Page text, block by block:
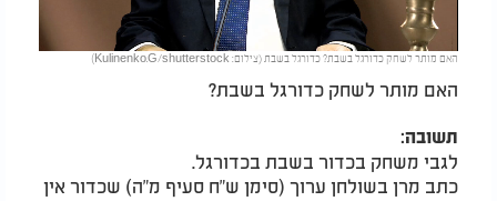
Video
האם מותר לשחק כדורגל בשבת? כדורגל בשבת (צילום: Kulinenko.G/shutterstock)
האם מותר לשחק כדורגל בשבת?
תשובה:
לגבי משחק בכדור בשבת בכדורגל.
כתב מרן בשולחן ערוך (סימן ש"ח סעיף מ"ה) שכדור אין